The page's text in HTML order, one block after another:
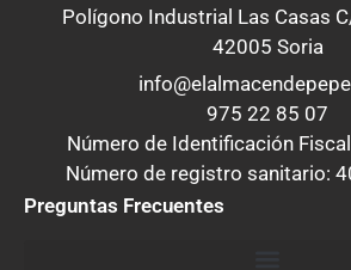
Polígono Industrial Las Casas
42005 Soria
975 22 85 07
Número de Identificación
Número de registro sanitario:
Preguntas Frecuentes